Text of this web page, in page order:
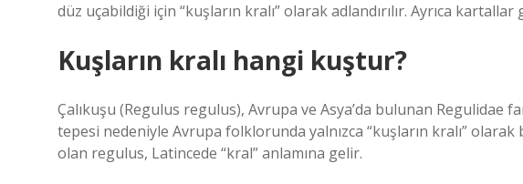
düz uçabildiği için “kuşların kralı” olarak adlandırılır. Ayrıca
Kuşların kralı hangi kuştur?
Çalıkuşu (Regulus regulus), Avrupa ve Asya’da bulunan Regulidae
tepesi nedeniyle Avrupa folklorunda yalnızca “kuşların kralı” olarak
olan regulus, Latincede “kral” anlamına gelir.